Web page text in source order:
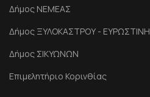
Δήμος ΝΕΜΕΑΣ
Δήμος ΞΥΛΟΚΑΣΤΡΟΥ -
Δήμος ΣΙΚΥΩΝΩΝ
Επιμελητήριο Κορινθίας